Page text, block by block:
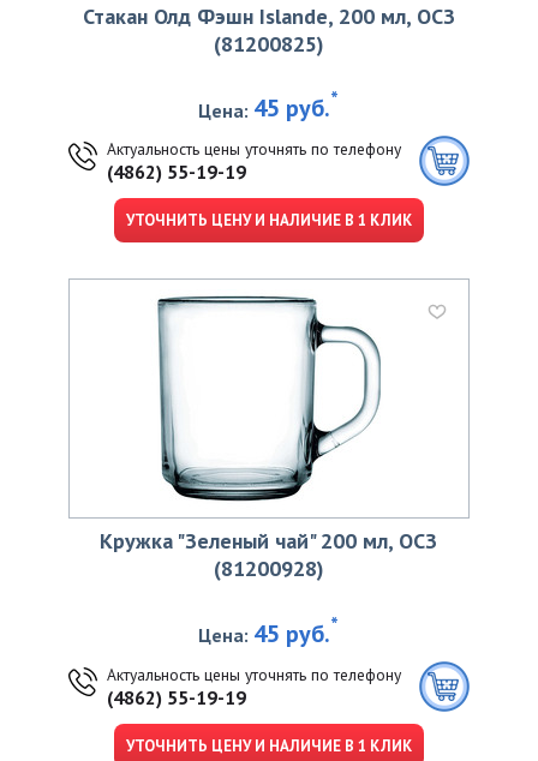
Стакан Олд Фэшн Islande, 200 мл, ОСЗ
(81200825)
Цена: 45 руб.*
Актуальность цены уточнять по телефону
(4862) 55-19-19
УТОЧНИТЬ ЦЕНУ И НАЛИЧИЕ В 1 КЛИК
Кружка "Зеленый чай" 200 мл, ОСЗ
(81200928)
Цена: 45 руб.*
Актуальность цены уточнять по телефону
(4862) 55-19-19
УТОЧНИТЬ ЦЕНУ И НАЛИЧИЕ В 1 КЛИК